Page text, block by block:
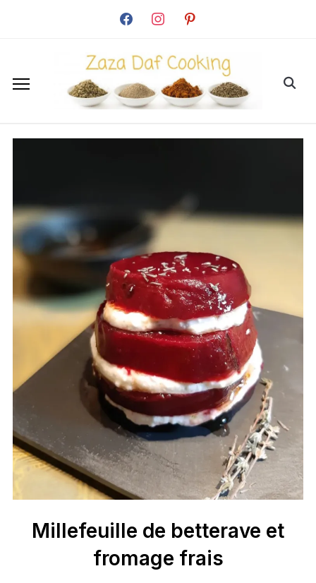
facebook instagrampinterest
Millefeuille de betterave et
fromage frais